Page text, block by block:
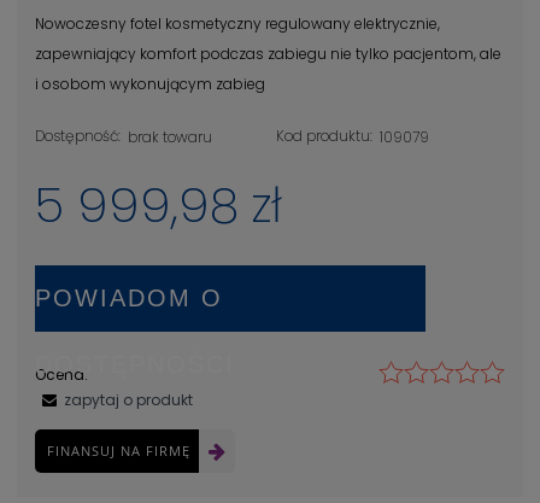
Nowoczesny fotel kosmetyczny regulowany elektrycznie,
zapewniający komfort podczas zabiegu nie tylko pacjentom, ale
i osobom wykonującym zabieg
Dostępność: brak towaru Kod produktu: 109079
5 999,98 zł
POWIADOM O
DOSTĘPNOŚCI
Ocena:
zapytaj o produkt
FINANSUJ NA FIRMĘ